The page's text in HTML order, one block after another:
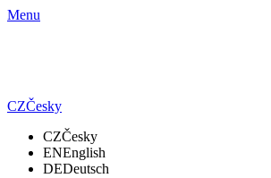
Menu
CZČesky
CZČesky
ENEnglish
DEDeutsch